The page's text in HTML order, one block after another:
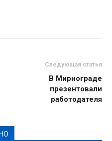
Следующая статья
В Мирнограде
презентовали
работодателя